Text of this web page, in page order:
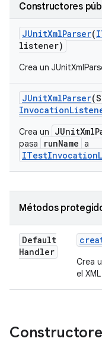
Constructores
JUnitXmlParser(
listener)
Crea un
JUnitXmlParser
Invocation
Crea un
pasa
runName a
Métodos
Default
Handler
Crea
el XML